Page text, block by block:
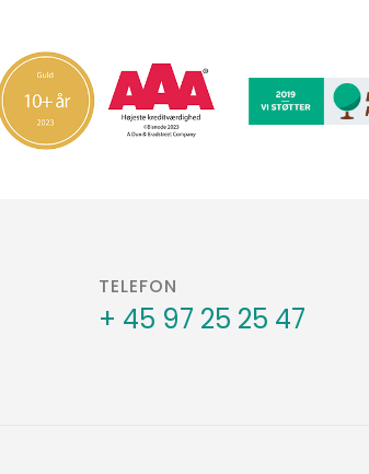
TELEFON
+ 45 97 25 25 47